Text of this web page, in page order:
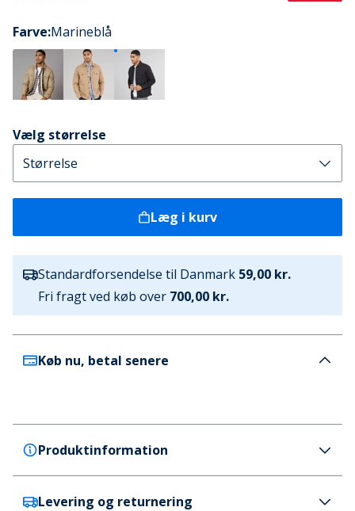
Farve:Marineblå
Vælg størrelse
Læg i kurv
Standardforsendelse til Danmark 59,00 kr.
Fri fragt ved køb over 700,00 kr.
Køb nu, betal senere
Produktinformation
French Connection
Levering og returnering